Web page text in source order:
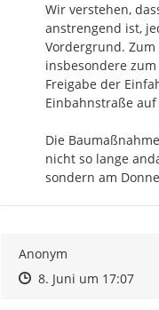
Wir verstehen,
anstrengend ist,
Vordergrund. Zum
insbesondere
Freigabe der
Einbahnstraße
Die
nicht so lange
sondern am
Anonym
Zeitpunkt des
Zeitpunkt des
8. Juni um 17:07Zur